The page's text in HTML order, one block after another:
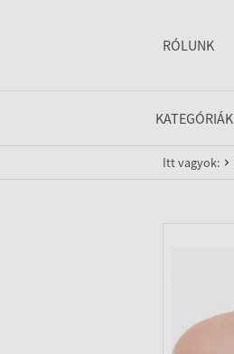
RÓLUNK
KATEGÓRIÁK
Itt vagyok: